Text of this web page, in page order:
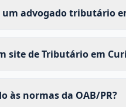
um advogado tributário
site de Tributário em
às normas da OAB/PR?